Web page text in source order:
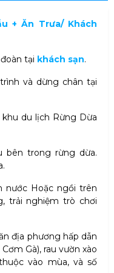
+ Ăn Trưa/ Khách
tại khách sạn.
và dừng chân tại
du lịch Rừng Dừa
bên trong rừng dừa.
.
nước Hoặc ngồi trên
trải nghiệm trò chơi
địa phương hấp dẫn
Gà), rau vườn xào
vào mùa, và số